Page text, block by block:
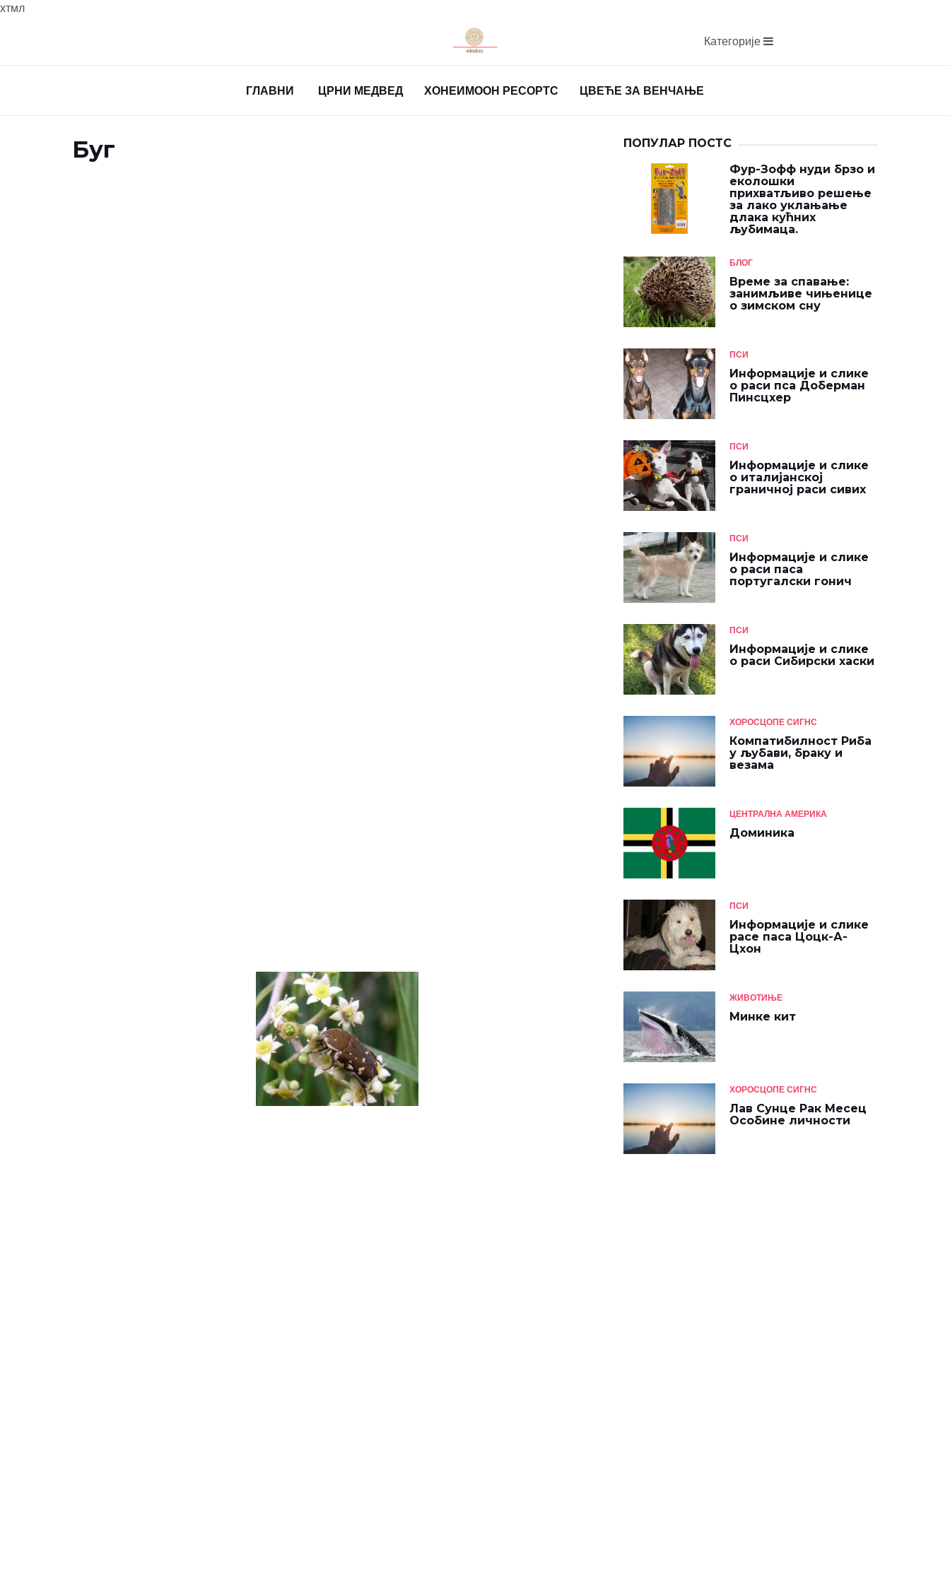
хтмл
Категорије
ГЛАВНИ ЦРНИ МЕДВЕД ХОНЕИМООН РЕСОРТС ЦВЕЋЕ ЗА ВЕНЧАЊЕ
Буг
ПОПУЛАР ПОСТС
Фур-Зофф нуди брзо и
еколошки
прихватљиво решење
за лако уклањање
длака кућних
љубимаца.
БЛОГ
Време за спавање:
занимљиве чињенице
о зимском сну
ПСИ
Информације и слике
о раси пса Доберман
Пинсцхер
ПСИ
Информације и слике
о италијанској
граничној раси сивих
ПСИ
Информације и слике
о раси паса
португалски гонич
ПСИ
Информације и слике
о раси Сибирски хаски
ХОРОСЦОПЕ СИГНС
Компатибилност Риба
у љубави, браку и
везама
ЦЕНТРАЛНА АМЕРИКА
Доминика
ПСИ
Информације и слике
расе паса Цоцк-А-
Цхон
ЖИВОТИЊЕ
Минке кит
ХОРОСЦОПЕ СИГНС
Лав Сунце Рак Месец
Особине личности